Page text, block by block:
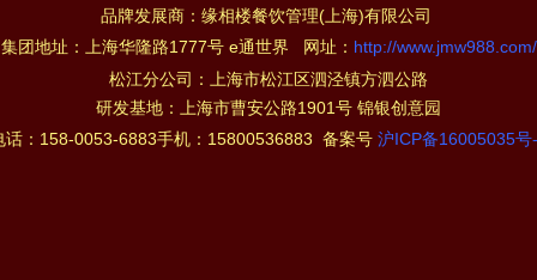
品牌发展商：缘相楼餐饮管理(上海)有限公司
集团地址：上海华隆路1777号 e通世界 网址： http://www.jmw988.com/
松江分公司：上海市松江区泗泾镇方泗公路
发基地：上海市曹安公路1901号 锦银创意
话：158-0053-6883手机：15800536883 备案号 沪ICP备16005035号